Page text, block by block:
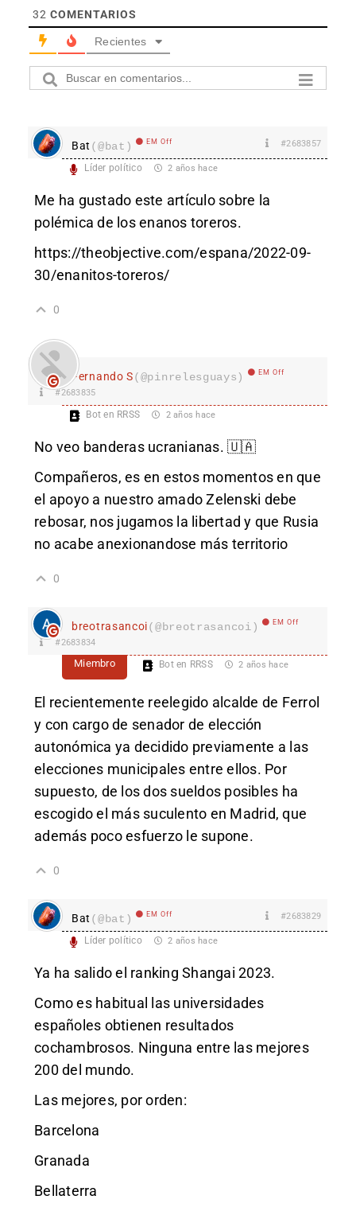
32 COMENTARIOS
Recientes
Bat (@bat) EM Off #2683857
Líder político 2 años hace
Me ha gustado este artículo sobre la
polémica de los enanos toreros.
https://theobjective.com/espana/2022-09-
30/enanitos-toreros/
0
Fernando S(@pinrelesguays) EM Off
#2683835
Bot en RRSS 2 años hace
No veo banderas ucranianas. 🇺🇦
Compañeros, es en estos momentos en que
el apoyo a nuestro amado Zelenski debe
rebosar, nos jugamos la libertad y que Rusia
no acabe anexionandose más territorio
0
breotrasancoi(@breotrasancoi) EM Off
#2683834
Miembro Bot en RRSS 2 años hace
El recientemente reelegido alcalde de Ferrol
y con cargo de senador de elección
autonómica ya decidido previamente a las
elecciones municipales entre ellos. Por
supuesto, de los dos sueldos posibles ha
escogido el más suculento en Madrid, que
además poco esfuerzo le supone.
0
Bat (@bat) EM Off #2683829
Líder político 2 años hace
Ya ha salido el ranking Shangai 2023.
Como es habitual las universidades
españoles obtienen resultados
cochambrosos. Ninguna entre las mejores
200 del mundo.
Las mejores, por orden:
Barcelona
Granada
Bellaterra